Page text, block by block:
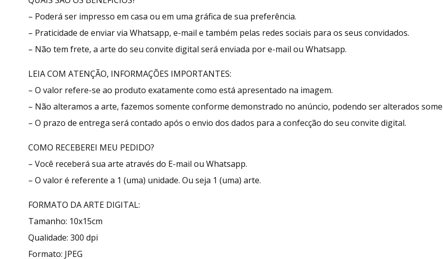
– Poderá ser impresso em casa ou em uma gráfica de sua preferência.
– Praticidade de enviar via Whatsapp, e-mail e também pelas redes sociais para os seus convidados.
– Não tem frete, a arte do seu convite digital será enviada por e-mail ou Whatsapp.
LEIA COM ATENÇÃO, INFORMAÇÕES IMPORTANTES:
– O valor refere-se ao produto exatamente como está apresentado na imagem.
– Não alteramos a arte, fazemos somente conforme demonstrado no anúncio, podendo ser alterados
– O prazo de entrega será contado após o envio dos dados para a confecção do seu convite digital.
COMO RECEBEREI MEU PEDIDO?
– Você receberá sua arte através do E-mail ou Whatsapp.
– O valor é referente a 1 (uma) unidade. Ou seja 1 (uma) arte.
FORMATO DA ARTE DIGITAL:
Tamanho: 10x15cm
Qualidade: 300 dpi
Formato: JPEG